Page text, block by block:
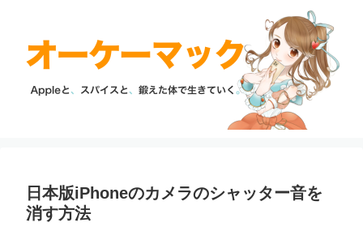
日本版iPhoneのカメラのシャッター音を
消す方法